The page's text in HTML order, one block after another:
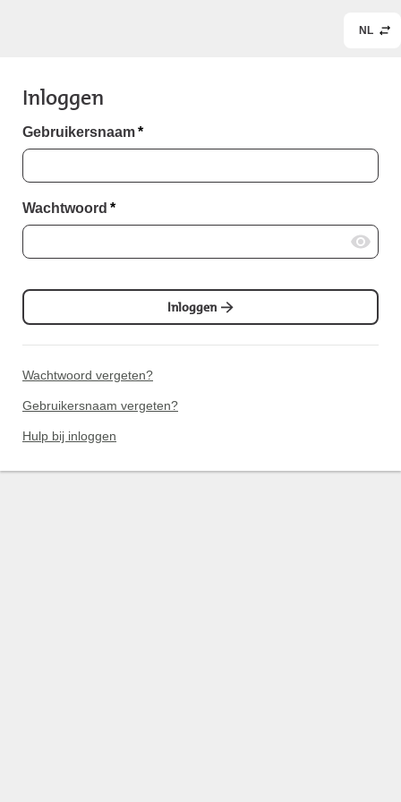
NL
Inloggen
Gebruikersnaam*
Wachtwoord *
Inloggen
Wachtwoord vergeten?
Gebruikersnaam vergeten?
Hulp bij inloggen